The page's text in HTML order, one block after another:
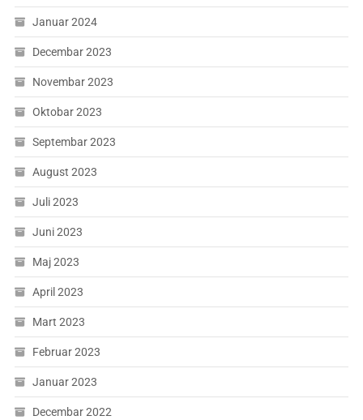
Januar 2024
Decembar 2023
Novembar 2023
Oktobar 2023
Septembar 2023
August 2023
Juli 2023
Juni 2023
Maj 2023
April 2023
Mart 2023
Februar 2023
Januar 2023
Decembar 2022